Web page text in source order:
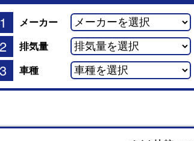
1 メーカー
2 排気量
3 車種